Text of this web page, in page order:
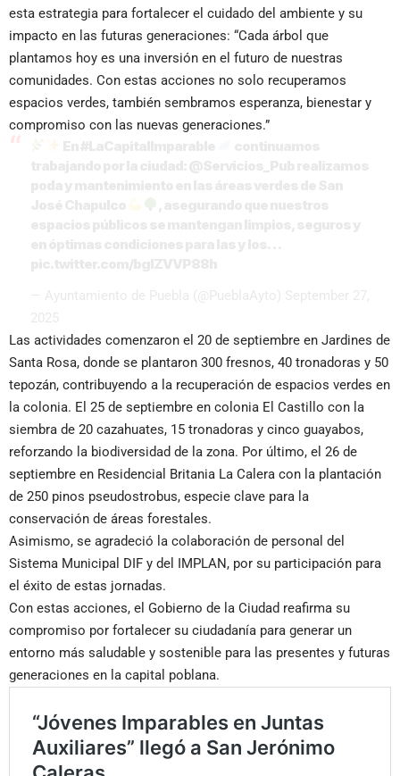
esta estrategia para fortalecer el cuidado del ambiente y su
impacto en las futuras generaciones: “Cada árbol que
plantamos hoy es una inversión en el futuro de nuestras
comunidades. Con estas acciones no solo recuperamos
espacios verdes, también sembramos esperanza, bienestar y
compromiso con las nuevas generaciones.”
Las actividades comenzaron el 20 de septiembre en Jardines de
Santa Rosa, donde se plantaron 300 fresnos, 40 tronadoras y 50
tepozán, contribuyendo a la recuperación de espacios verdes en
la colonia. El 25 de septiembre en colonia El Castillo con la
siembra de 20 cazahuates, 15 tronadoras y cinco guayabos,
reforzando la biodiversidad de la zona. Por último, el 26 de
septiembre en Residencial Britania La Calera con la plantación
de 250 pinos pseudostrobus, especie clave para la
conservación de áreas forestales.
Asimismo, se agradeció la colaboración de personal del
Sistema Municipal DIF y del IMPLAN, por su participación para
el éxito de estas jornadas.
Con estas acciones, el Gobierno de la Ciudad reafirma su
compromiso por fortalecer su ciudadanía para generar un
entorno más saludable y sostenible para las presentes y futuras
generaciones en la capital poblana.